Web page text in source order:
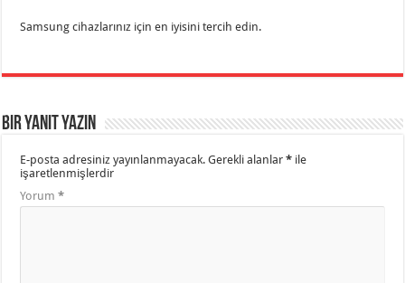
Samsung cihazlarınız için en iyisini tercih edin.
Bir yanıt yazın
E-posta adresiniz yayınlanmayacak. Gerekli alanlar* ile
işaretlenmişlerdir
Yorum*